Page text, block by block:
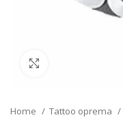
Home Tattoo oprema